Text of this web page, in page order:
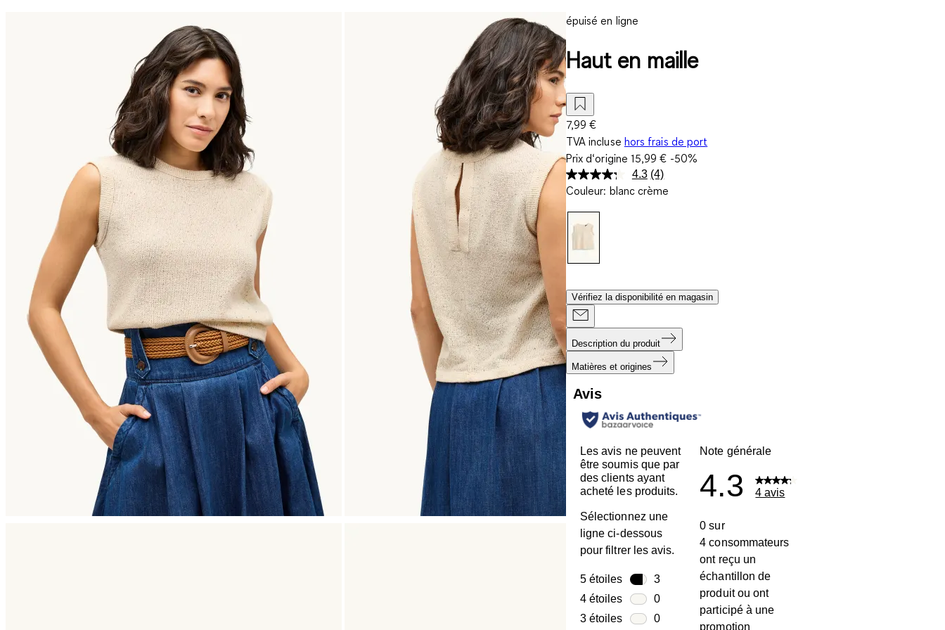
épuisé en ligne
Haut en maille
7,99 €
TVA incluse hors frais de port
Prix d‘origine 15,99 € -50%
4.3 Lire
4
(4)
Couleur: blanc crème
Vérifiez la disponibilité en magasin
Description du produit
Matières et origines
Avis
Les avis ne peuvent
être soumis que par
des clients ayant
acheté les produits.
Sélectionnez une
ligne ci-dessous
pour filtrer les avis.
5 étoiles étoiles3
3 avis avec 5 étoiles.
4 étoiles étoiles0
0 avis avec 4 étoiles.
3 étoiles étoiles0
Note générale
4.3 4 avis
0 sur
4 consommateurs
ont reçu un
échantillon de
produit ou ont
participé à une
promotion